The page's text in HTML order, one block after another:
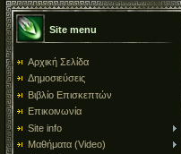
Site menu
Αρχική Σελίδα
Δημοσιεύσεις
Βιβλίο Επισκεπτών
Επικοινωνία
Site info
Μαθήματα (Video)